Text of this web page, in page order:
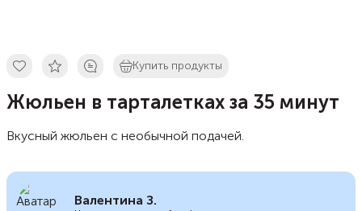
Купить продукты
Жюльен в тарталетках за 35 минут
Вкусный жюльен с необычной подачей.
Валентина З.